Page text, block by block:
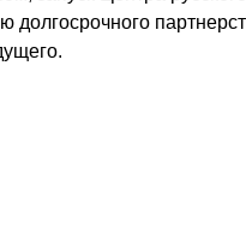
долгосрочного